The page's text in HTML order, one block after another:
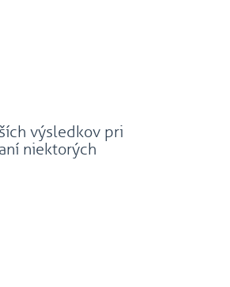
výsledkov pri
niektorých